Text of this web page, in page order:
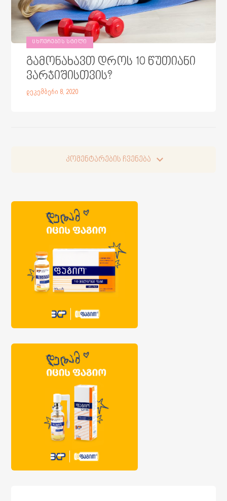
ᲪᲮᲝᲕᲠᲔᲑᲘᲡ ᲡᲢᲘᲚᲘ
გამონახავთ დროს 10 წუთიანი
ვარჯიშისთვის?
დეკემბერი 8, 2020
კომენტარების ჩვენება